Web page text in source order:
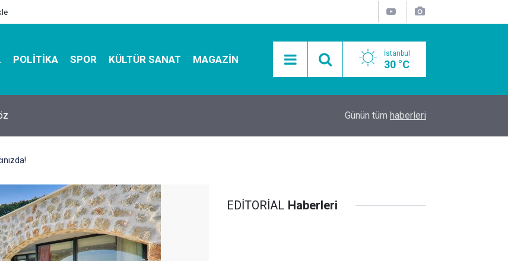
POLITIKA SPOR KÜLTÜR SANAT MAGAZIN İstanbul
30 °C
ile Estetik, Dayanıklı ve Çevre Dostu Ambalaj Mobil Araçlarla Hayır Lokması Dağıtımının
Günün tüm haberleri
EDİTORİAL Haberleri